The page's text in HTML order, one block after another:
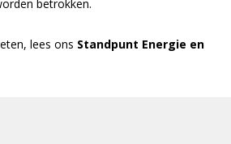
betrokken.
lees ons Standpunt Energie en